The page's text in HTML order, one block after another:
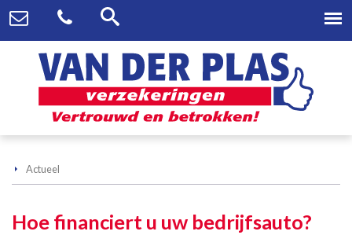
Actueel
Hoe financiert u uw bedrijfsauto?